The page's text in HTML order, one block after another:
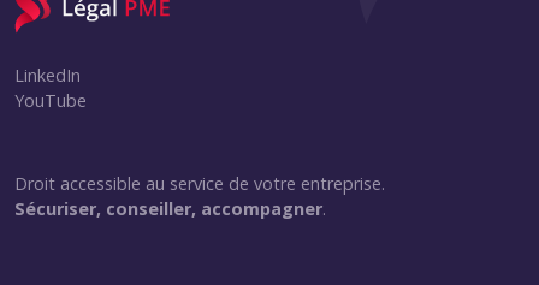
LinkedIn
YouTube
Droit accessible au service de votre entreprise.
Sécuriser, conseiller, accompagner.